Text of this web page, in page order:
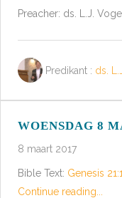
Preacher: ds. L.J.
Predikant : ds.
WOENSDAG 8
8 maart 2017
Bible Text: Genesis
Continue reading...